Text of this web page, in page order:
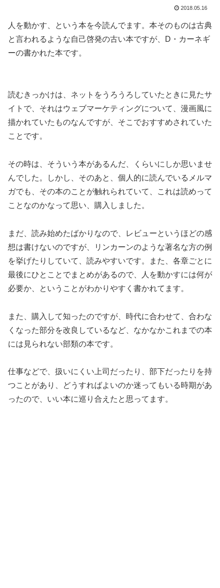
2018.05.16
人を動かす、という本を今読んでます。本そのものは古典
と言われるような自己啓発の古い本ですが、D・カーネギ
ーの書かれた本です。
読むきっかけは、ネットをうろうろしていたときに見たサ
イトで、それはウェブマーケティングについて、漫画風に
描かれていたものなんですが、そこでおすすめされていた
ことです。
その時は、そういう本があるんだ、くらいにしか思いませ
んでした。しかし、そのあと、個人的に読んでいるメルマ
ガでも、その本のことが触れられていて、これは読めって
ことなのかなって思い、購入しました。
まだ、読み始めたばかりなので、レビューというほどの感
想は書けないのですが、リンカーンのような著名な方の例
を挙げたりしていて、読みやすいです。また、各章ごとに
最後にひとことでまとめがあるので、人を動かすには何が
必要か、ということがわかりやすく書かれてます。
また、購入して知ったのですが、時代に合わせて、合わな
くなった部分を改良しているなど、なかなかこれまでの本
には見られない部類の本です。
仕事などで、扱いにくい上司だったり、部下だったりを持
つことがあり、どうすればよいのか迷ってもいる時期があ
ったので、いい本に巡り合えたと思ってます。